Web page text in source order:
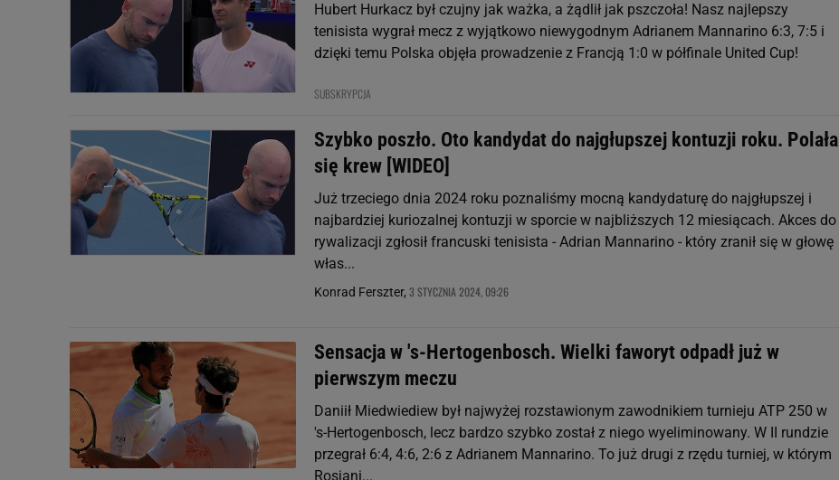
Hubert Hurkacz był czujny jak ważka, a żądlił jak pszczoła! Nasz najlepszy
tenisista wygrał mecz z wyjątkowo niewygodnym Adrianem Mannarino 6:3, 7:5 i
dzięki temu Polska objęła prowadzenie z Francją 1:0 w półfinale United Cup!
SUBSKRYPCJA
Szybko poszło. Oto kandydat do najgłupszej kontuzji roku. Polała
się krew [WIDEO]
Już trzeciego dnia 2024 roku poznaliśmy mocną kandydaturę do najgłupszej i
najbardziej kuriozalnej kontuzji w sporcie w najbliższych 12 miesiącach. Akces do
rywalizacji zgłosił francuski tenisista - Adrian Mannarino - który zranił się w głowę
włas...
Konrad Ferszter, 3 STYCZNIA 2024, 09:26
Sensacja w 's-Hertogenbosch. Wielki faworyt odpadł już w
pierwszym meczu
Daniił Miedwiediew był najwyżej rozstawionym zawodnikiem turnieju ATP 250 w
's-Hertogenbosch, lecz bardzo szybko został z niego wyeliminowany. W II rundzie
przegrał 6:4, 4:6, 2:6 z Adrianem Mannarino. To już drugi z rzędu turniej, w którym
Rosjani...